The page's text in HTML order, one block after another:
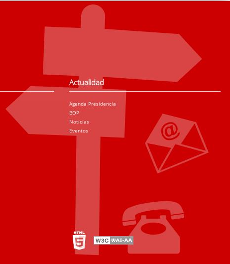
Actualidad
Agenda Presidencia
BOP
Noticias
Eventos